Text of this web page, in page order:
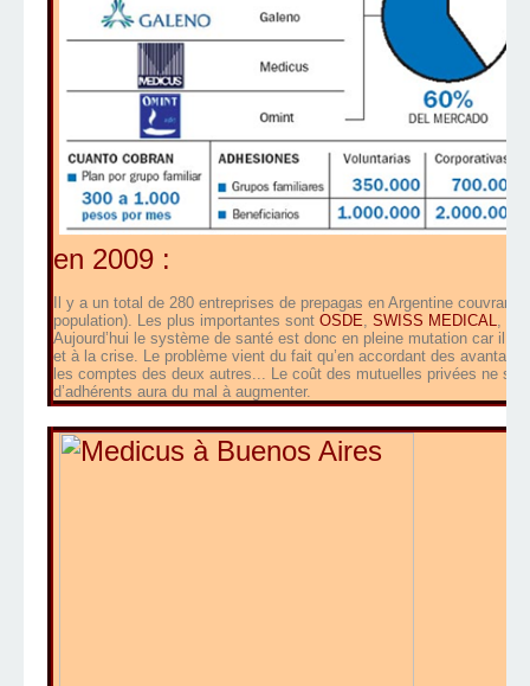
en 2009 :
Il y a un total de 280 entreprises de prepagas en Argentine
population). Les plus importantes sont OSDE, SWISS MEDICAL,
Aujourd’hui le système de santé est donc en pleine mutation car il
et à la crise. Le problème vient du fait qu’en accordant des
les comptes des deux autres... Le coût des mutuelles privées ne
d’adhérents aura du mal à augmenter.